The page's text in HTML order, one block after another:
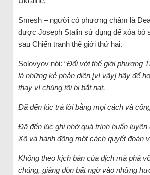
Smesh – người có phương châm là
được Joseph Stalin sử dụng để xóa bỏ
sau Chiến tranh thế giới thứ hai.
Solovyov nói: “Đối với thế giới phương
là những kẻ phản diện [vì vậy] hãy để
thay vì chúng tôi bị bắt nạt.
Đã đến lúc trả lời bằng mọi cách và
Đã đến lúc ghi nhớ quá trình huấn
Xô và hành động một cách quyết đoán
Không theo kịch bản của địch mà phá
chúng, giáng đòn bất ngờ vào những